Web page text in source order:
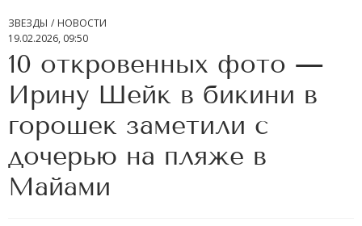
ЗВЕЗДЫ
НОВОСТИ
19.02.2026, 09:50
10 откровенных фото —
Ирину Шейк в бикини в
горошек заметили с
дочерью на пляже в
Майами